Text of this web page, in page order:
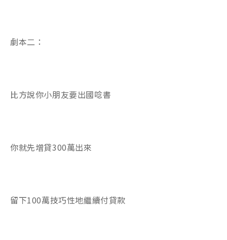
劇本二：
比方說你小朋友要出國唸書
你就先增貸300萬出來
留下100萬技巧性地繼續付貸款